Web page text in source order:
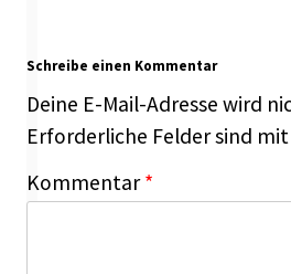
Schreibe einen Kommentar
Deine E-Mail-Adresse wird
Erforderliche Felder sind mit
Kommentar*